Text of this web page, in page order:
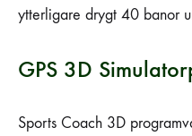
ytterligare drygt 40 banor
GPS 3D
Sports Coach 3D